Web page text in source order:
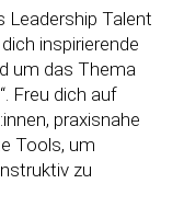
Leadership Talent
inspirierende
um das Thema
Freu dich auf
praxisnahe
Tools, um
zu